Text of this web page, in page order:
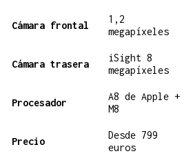
Cámara frontal
1,2
megapíxeles
Cámara trasera
iSight 8
megapíxeles
Procesador
A8 de Apple +
M8
Precio
Desde 799
euros